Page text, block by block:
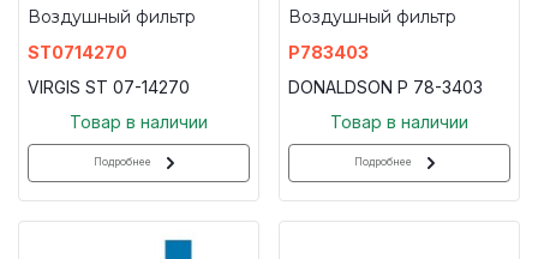
Воздушный фильтр
ST0714270
VIRGIS ST 07-14270
Товар в наличии
Подробнее
Воздушный фильтр
P783403
DONALDSON P 78-3403
Товар в наличии
Подробнее